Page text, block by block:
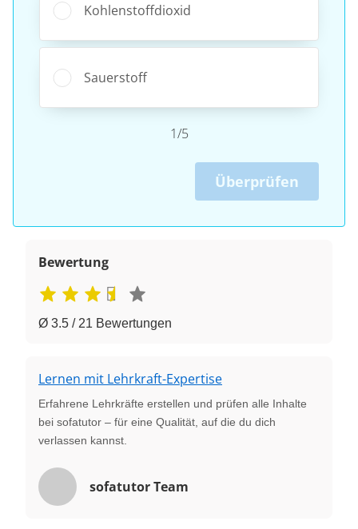
Kohlenstoffdioxid
Sauerstoff
1/5
Überprüfen
Bewertung
Ø 3.5 / 21 Bewertungen
Lernen mit Lehrkraft-Expertise
Erfahrene Lehrkräfte erstellen und prüfen alle Inhalte
bei sofatutor – für eine Qualität, auf die du dich
verlassen kannst.
sofatutor Team